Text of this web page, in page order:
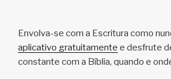
Envolva-se com a Escritura como
aplicativo gratuitamente e desfrute
constante com a Bíblia, quando e